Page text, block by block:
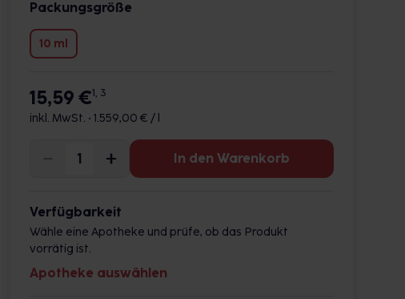
Packungsgröße
10 ml
15,59 €1, 3
inkl. MwSt. • 1.559,00 € / l
In den Warenkorb
Verfügbarkeit
Wähle eine Apotheke und prüfe, ob das Produkt
vorrätig ist.
Apotheke auswählen